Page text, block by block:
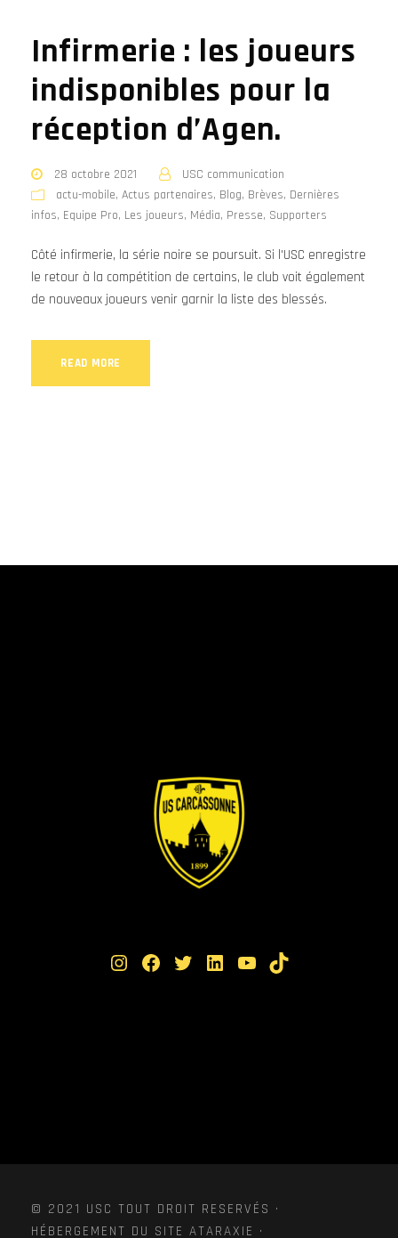
Infirmerie : les joueurs
indisponibles pour la
réception d’Agen.
28 octobre 2021
USC communication
actu-mobile, Actus partenaires, Blog, Brèves, Dernières
infos, Equipe Pro, Les joueurs, Média, Presse, Supporters
Côté infirmerie, la série noire se poursuit. Si l'USC enregistre
le retour à la compétition de certains, le club voit également
de nouveaux joueurs venir garnir la liste des blessés.
READ MORE
Instagram Facebook Twitter LinkedIn YouTube TikTok
© 2021 USC TOUT DROIT RESERVÉS ·
HÉBERGEMENT DU SITE ATARAXIE ·